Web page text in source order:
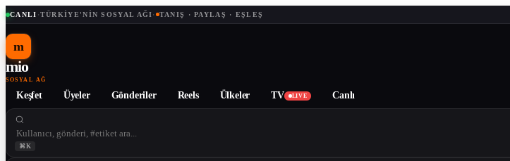
CANLI ·TÜRKIYE'NIN SOSYAL AĞI· TANIŞ · PAYLAŞ · EŞLEŞ
m
mio
SOSYAL AĞ
Keşfet Üyeler Gönderiler Reels Ülkeler TV LIVE Canlı
⌘K